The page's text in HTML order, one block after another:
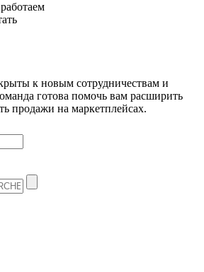
к новым сотрудничествам и
готова помочь вам расширить
продажи на маркетплейсах.